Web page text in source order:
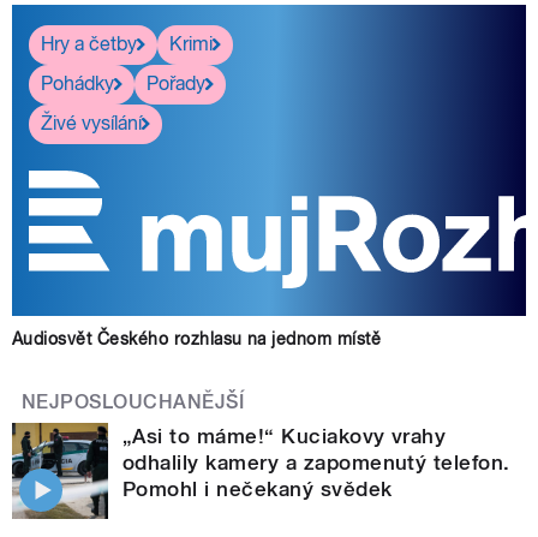
Hry a četby
Krimi
Pohádky
Pořady
Živé vysílání
Audiosvět Českého rozhlasu na jednom místě
NEJPOSLOUCHANĚJŠÍ
„Asi to máme!“ Kuciakovy vrahy
odhalily kamery a zapomenutý telefon.
Pomohl i nečekaný svědek